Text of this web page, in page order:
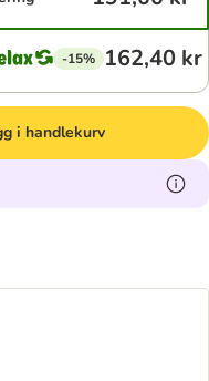
-15% 162,40 kr
i handlekurv